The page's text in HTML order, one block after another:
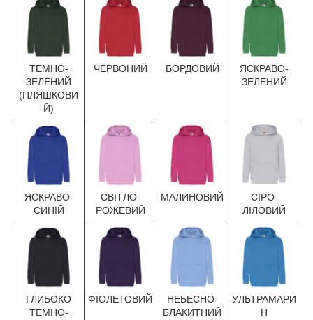
ТЕМНО-
ЗЕЛЕНИЙ
(ПЛЯШКОВИ
Й)
ЧЕРВОНИЙ БОРДОВИЙ
ЯСКРАВО-
ЗЕЛЕНИЙ
ЯСКРАВО-
СИНІЙ
СВІТЛО-
РОЖЕВИЙ
МАЛИНОВИЙ
СІРО-
ЛІЛОВИЙ
ГЛИБОКО
ТЕМНО-
ФІОЛЕТОВИЙ
НЕБЕСНО-
БЛАКИТНИЙ
УЛЬТРАМАРИ
Н